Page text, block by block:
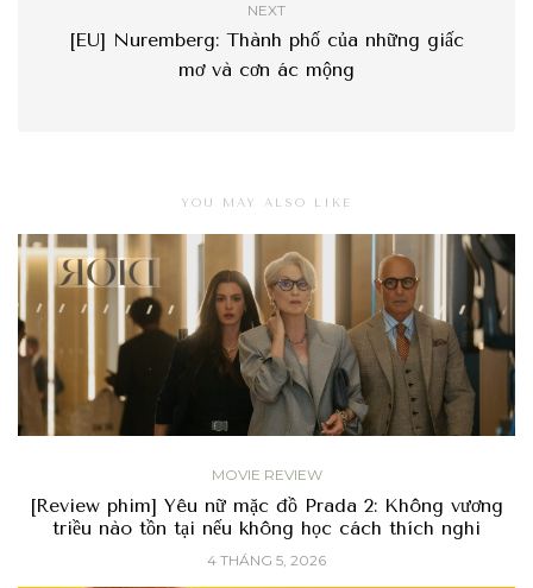
NEXT
[EU] Nuremberg: Thành phố của những giấc
mơ và cơn ác mộng
YOU MAY ALSO LIKE
MOVIE REVIEW
[Review phim] Yêu nữ mặc đồ Prada 2: Không vương
triều nào tồn tại nếu không học cách thích nghi
4 THÁNG 5, 2026